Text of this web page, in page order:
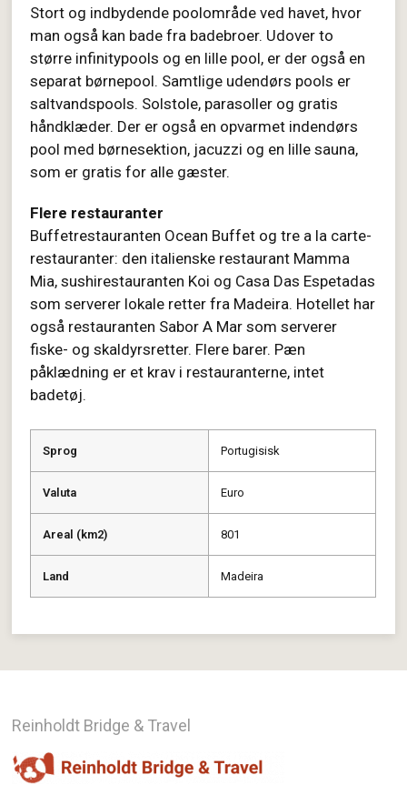
Stort og indbydende poolområde ved havet, hvor
man også kan bade fra badebroer. Udover to
større infinitypools og en lille pool, er der også en
separat børnepool. Samtlige udendørs pools er
saltvandspools. Solstole, parasoller og gratis
håndklæder. Der er også en opvarmet indendørs
pool med børnesektion, jacuzzi og en lille sauna,
som er gratis for alle gæster.
Flere restauranter
Buffetrestauranten Ocean Buffet og tre a la carte-
restauranter: den italienske restaurant Mamma
Mia, sushirestauranten Koi og Casa Das Espetadas
som serverer lokale retter fra Madeira. Hotellet har
også restauranten Sabor A Mar som serverer
fiske- og skaldyrsretter. Flere barer. Pæn
påklædning er et krav i restauranterne, intet
badetøj.
Sprog Portugisisk
Valuta Euro
Areal (km2) 801
Land Madeira
Reinholdt Bridge & Travel